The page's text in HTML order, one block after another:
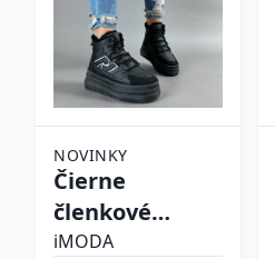
NOVINKY
Čierne
členkové
zateplené
iMODA